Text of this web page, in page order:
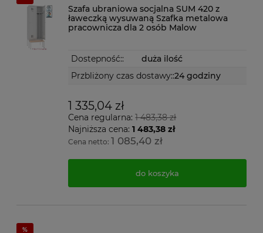
Szafa ubraniowa socjalna SUM 420 z
ławeczką wysuwaną Szafka metalowa
pracownicza dla 2 osób Malow
Dostepność::
duża ilość
Przbliżony czas dostawy::24 godziny
1 335,04 zł
Cena regularna:1 483,38 zł
Najniższa cena:1 483,38 zł
Cena netto: 1 085,40 zł
do koszyka